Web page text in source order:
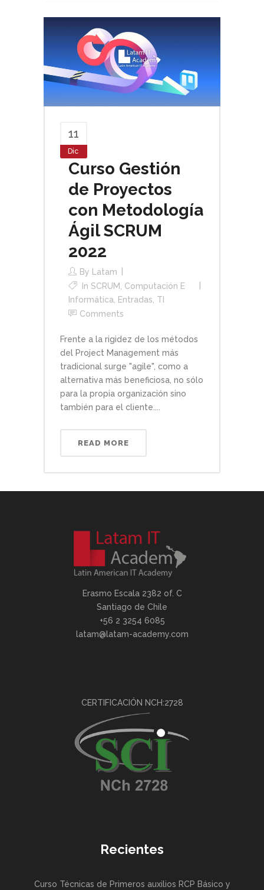
11
Dic
Curso Gestión
de Proyectos
con Metodología
Ágil SCRUM
2022
By
Latam
In SCRUM
Computación E
Informática
Entradas TI
Comments
Frente a la rigidez de los métodos
del Project Management más
tradicional surge "agile", como a
alternativa más beneficiosa, no sólo
para la propia organización sino
también para el cliente....
READ MORE
Erasmo Escala 2382 of. C
Santiago de Chile
+56 2 3254 6085
latam@latam-academy.com
CERTIFICACIÓN NCH:2728
Recientes
Curso Técnicas de Primeros auxilios RCP Básico y